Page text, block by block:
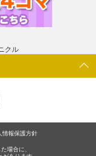
クル
情報保護方針
場合に、